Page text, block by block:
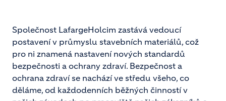
Společnost LafargeHolcim zastává vedoucí
postavení v průmyslu stavebních materiálů, což
pro ni znamená nastavení nových standardů
bezpečnosti a ochrany zdraví. Bezpečnost a
ochrana zdraví se nachází ve středu všeho, co
děláme, od každodenních běžných činností v